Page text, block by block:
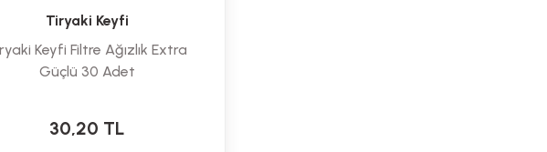
Tiryaki Keyfi
Keyfi Filtre Ağızlık Extra
Güçlü 30 Adet
30,20 TL